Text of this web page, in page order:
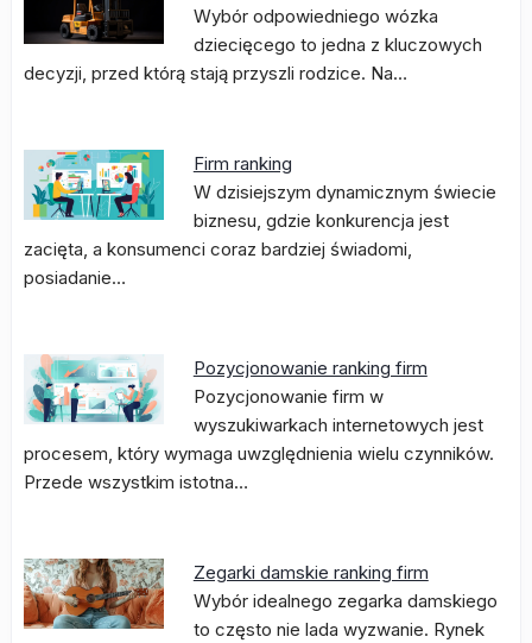
Wybór odpowiedniego wózka
dziecięcego to jedna z kluczowych
decyzji, przed którą stają przyszli rodzice. Na…
Firm ranking
W dzisiejszym dynamicznym świecie
biznesu, gdzie konkurencja jest
zacięta, a konsumenci coraz bardziej świadomi,
posiadanie…
Pozycjonowanie ranking firm
Pozycjonowanie firm w
wyszukiwarkach internetowych jest
procesem, który wymaga uwzględnienia wielu czynników.
Przede wszystkim istotna…
Zegarki damskie ranking firm
Wybór idealnego zegarka damskiego
to często nie lada wyzwanie. Rynek